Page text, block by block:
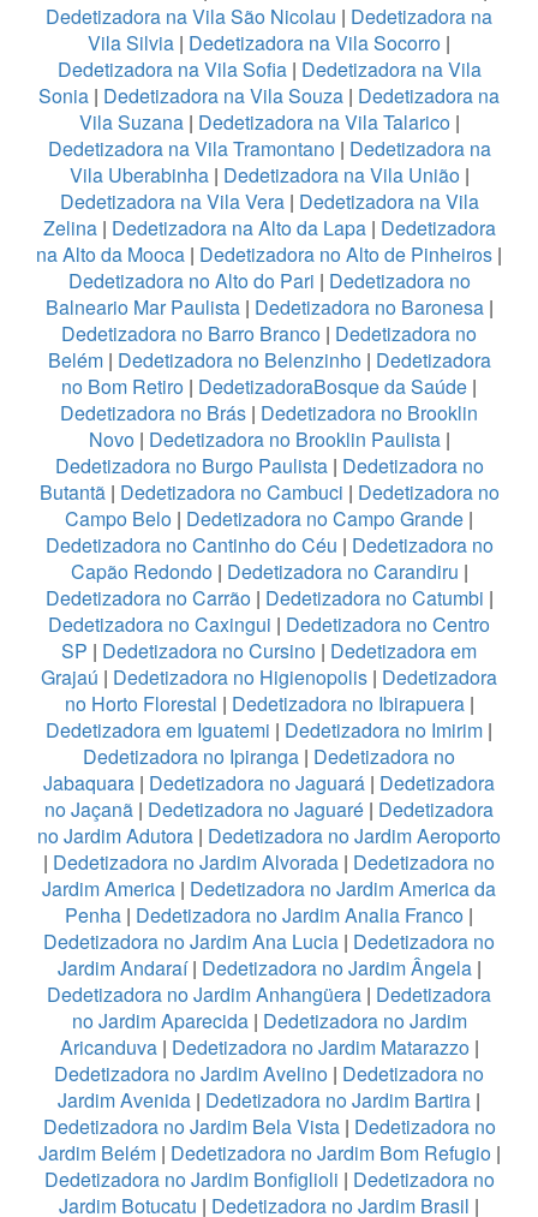
Dedetizadora na Vila São Nicolau | Dedetizadora na
Vila Silvia | Dedetizadora na Vila Socorro |
Dedetizadora na Vila Sofia| Dedetizadora na Vila
Sonia | Dedetizadora na Vila Souza | Dedetizadora na
Vila Suzana| Dedetizadora na Vila Talarico|
Dedetizadora na Vila Tramontano| Dedetizadora na
Vila Uberabinha| Dedetizadora na Vila União|
Dedetizadora na Vila Vera| Dedetizadora na Vila
Zelina| Dedetizadora na Alto da Lapa| Dedetizadora
na Alto da Mooca | Dedetizadora no Alto de Pinheiros |
Dedetizadora no Alto do Pari | Dedetizadora no
Balneario Mar Paulista| Dedetizadora no Baronesa|
Dedetizadora no Barro Branco | Dedetizadora no
Belém| Dedetizadora no Belenzinho| Dedetizadora
no Bom Retiro | DedetizadoraBosque da Saúde |
Dedetizadora no Brás | Dedetizadora no Brooklin
Novo| Dedetizadora no Brooklin Paulista|
Dedetizadora no Burgo Paulista| Dedetizadora no
Butantã| Dedetizadora no Cambuci | Dedetizadora no
Campo Belo | Dedetizadora no Campo Grande |
Dedetizadora no Cantinho do Céu | Dedetizadora no
Capão Redondo| Dedetizadora no Carandiru |
Dedetizadora no Carrão| Dedetizadora no Catumbi |
Dedetizadora no Caxingui | Dedetizadora no Centro
SP | Dedetizadora no Cursino | Dedetizadora em
Grajaú | Dedetizadora no Higienopolis | Dedetizadora
no Horto Florestal | Dedetizadora no Ibirapuera|
Dedetizadora em Iguatemi | Dedetizadora no Imirim |
Dedetizadora no Ipiranga | Dedetizadora no
Jabaquara | Dedetizadora no Jaguará | Dedetizadora
no Jaçanã | Dedetizadora no Jaguaré | Dedetizadora
no Jardim Adutora | Dedetizadora no Jardim Aeroporto
| Dedetizadora no Jardim Alvorada | Dedetizadora no
Jardim America | Dedetizadora no Jardim America da
Penha | Dedetizadora no Jardim Analia Franco |
Dedetizadora no Jardim Ana Lucia | Dedetizadora no
Jardim Andaraí| Dedetizadora no Jardim Ângela|
Dedetizadora no Jardim Anhangüera | Dedetizadora
no Jardim Aparecida| Dedetizadora no Jardim
Aricanduva| Dedetizadora no Jardim Matarazzo|
Dedetizadora no Jardim Avelino | Dedetizadora no
Jardim Avenida | Dedetizadora no Jardim Bartira |
Dedetizadora no Jardim Bela Vista| Dedetizadora no
Jardim Belém| Dedetizadora no Jardim Bom Refugio|
Dedetizadora no Jardim Bonfiglioli | Dedetizadora no
Jardim Botucatu | Dedetizadora no Jardim Brasil |